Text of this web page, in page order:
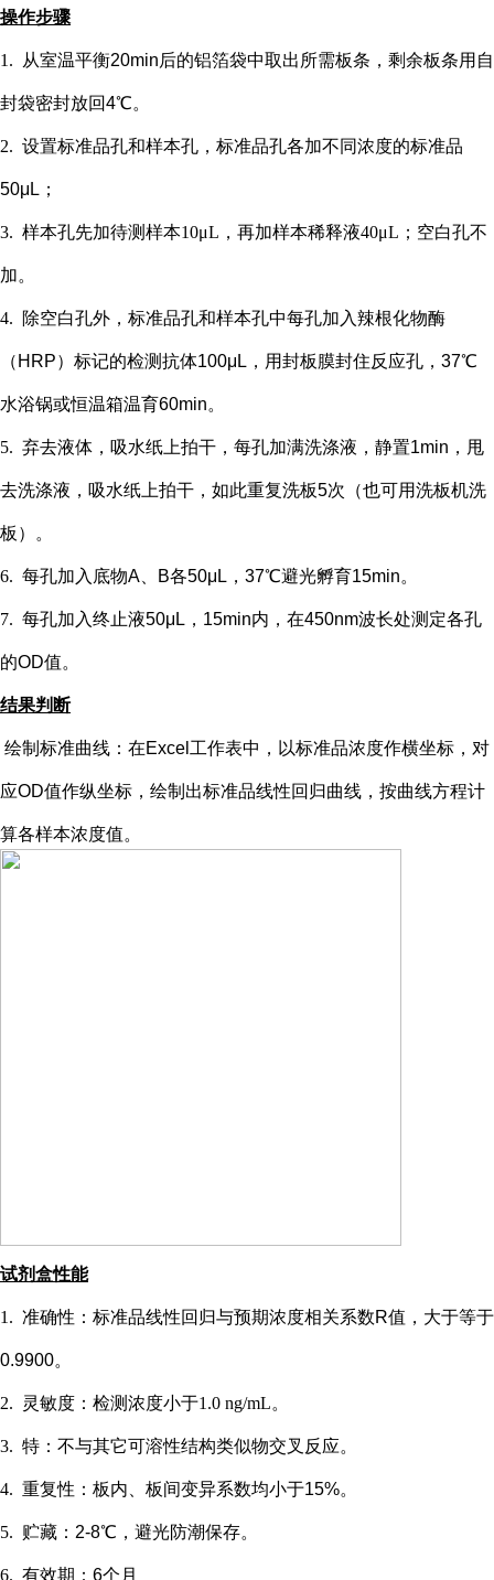
操作步骤
1. 从室温平衡20min后的铝箔袋中取出所需板条，剩余板条用自
封袋密封放回4℃。
2. 设置标准品孔和样本孔 ，标准品孔各加不同浓度的标准品
50μL；
3. 样本孔先加待测样本10μL，再加样本稀释液40μL； 空白孔不
加。
4. 除空白孔外， 标准品孔和样本孔中每孔加入辣根化物酶
（ HRP）标记的检测抗体100μL，用封板膜封住反应孔，37℃
水浴锅或恒温箱温育60min。
5. 弃去液体，吸水纸上拍干，每孔加满洗涤液，静置1min，甩
去洗涤液，吸水纸上拍干，如此重复洗板5次（也可用洗板机洗
板）。
6. 每孔加入底物A、B各50μL，37℃避光孵育15min。
7. 每孔加入终止液50μL，15min内，在450nm波长处测定各孔
的OD值。
结果判断
绘制标准曲线：在Excel工作表中，以标准品浓度作横坐标，对
应OD值作纵坐标，绘制出标准品线性回归曲线，按曲线方程计
算各样本浓度值。
试剂盒性能
1. 准确性：标准品线性回归与预期浓度相关系数R值，大于等于
0.9900。
2. 灵敏度：检测浓度小于1.0 ng/mL。
3. 特：不与其它可溶性结构类似物交叉反应。
4. 重复性：板内、板间变异系数均小于15%。
5. 贮藏： 2-8℃，避光防潮保存。
6. 有效期： 6个月